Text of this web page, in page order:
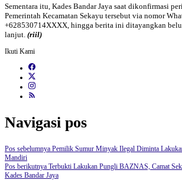
Sementara itu, Kades Bandar Jaya saat dikonfirmasi
Pemerintah Kecamatan Sekayu tersebut via nomor
+628530714XXXX, hingga berita ini ditayangkan
lanjut. (riil)
Ikuti Kami
Navigasi pos
Pos sebelumnya Pemilik Sumur Minyak Ilegal Diminta
Mandiri
Pos berikutnya Terbukti Lakukan Pungli BAZNAS, Camat
Kades Bandar Jaya